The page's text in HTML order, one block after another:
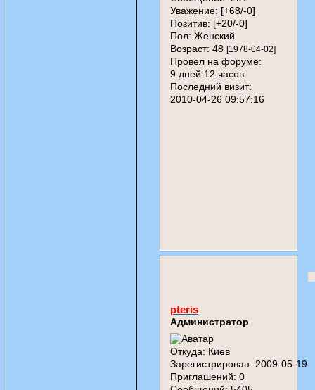
Уважение: [+68/-0]
Позитив: [+20/-0]
Пол: Женский
Возраст: 48 [1978-04-02]
Провел на форуме:
9 дней 12 часов
Последний визит:
2010-04-26 09:57:16
pteris
Администратор
Откуда: Киев
Зарегистрирован: 2009-05-19
Приглашений: 0